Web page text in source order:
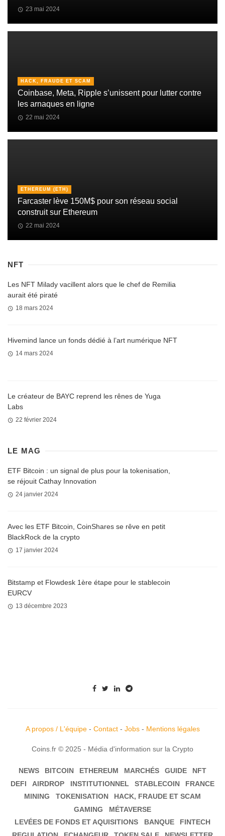
23 mai 2024
HACK, FRAUDE ET SCAM
Coinbase, Meta, Ripple s’unissent pour lutter contre
les arnaques en ligne
22 mai 2024
ETHEREUM (ETH)
Farcaster lève 150M$ pour son réseau social
construit sur Ethereum
22 mai 2024
NFT
Les NFT Milady vacillent alors que le chef de Remilia
aurait été piraté
18 mars 2024
Hivemind lance un fonds dédié à l’art numérique NFT
14 mars 2024
Le créateur de BAYC reprend les rênes de Yuga
Labs
22 février 2024
LE MAG
ETF Bitcoin : un signal de plus pour la tokenisation,
se réjouit Cathay Innovation
24 janvier 2024
Avec les ETF Bitcoin, CoinShares se rêve en petit
BlackRock de la crypto
17 janvier 2024
Bitstamp et Flowdesk 1ère étape pour le stablecoin
EURCV
13 décembre 2023
A propos / L'équipe- Contact- Jobs- Mentions légales
Coins.fr © 2025 - Média d'information sur la Crypto
NEWS BITCOIN ETHEREUM MARCHÉS GUIDE
NFT
DEFI
AIRDROP INSTITUTIONNEL STABLECOIN
FRANCE
MINING
TOKENISATION
HACK, FRAUDE ET SCAM
GAMING
MÉTAVERSE
LEVÉES DE FONDS ET AQUISITIONS
BANQUE
FINTECH